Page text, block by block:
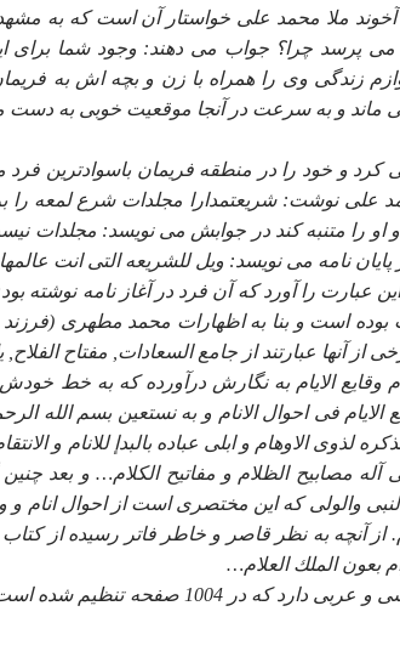
آخوند ملا محمد على خواستار آن است كه به
مى پرسد چرا؟ جواب مى دهند: وجود شما براى
زندگى وى را همراه با زن و بچه اش به فريمان
و به سرعت در آنجا موقعيت خوبى به دست
و خود را در منطقه فريمان باسوادترين
على نوشت: شريعتمدارا مجلدات شرع لمعه را
و او را متنبه كند در جوابش مى نويسد:
نامه مى نويسد: ويل للشريعه التى انت عالمها و
عبارت را آورد كه آن فرد در آغاز نامه نوشته
است و بنا به اظهارات محمد مطهرى
آنها عبارتند از جامع السعادات, مفتاح
وقايع الايام به نگارش درآورده كه به خط
فى احوال الانام و به نستعين بسم الله
لذوى الاوهام و ابلى عباده بالبدإ للانام و
مصابيح الظلام و مفاتيح الكلام… و بعد
والولى كه اين مختصرى است از احوال انام و
از آنچه به نظر قاصر و خاطر فاتر رسيده از
بعون الملك العلام…
در اين كتاب مولف مطالبى به زبان فارسى و